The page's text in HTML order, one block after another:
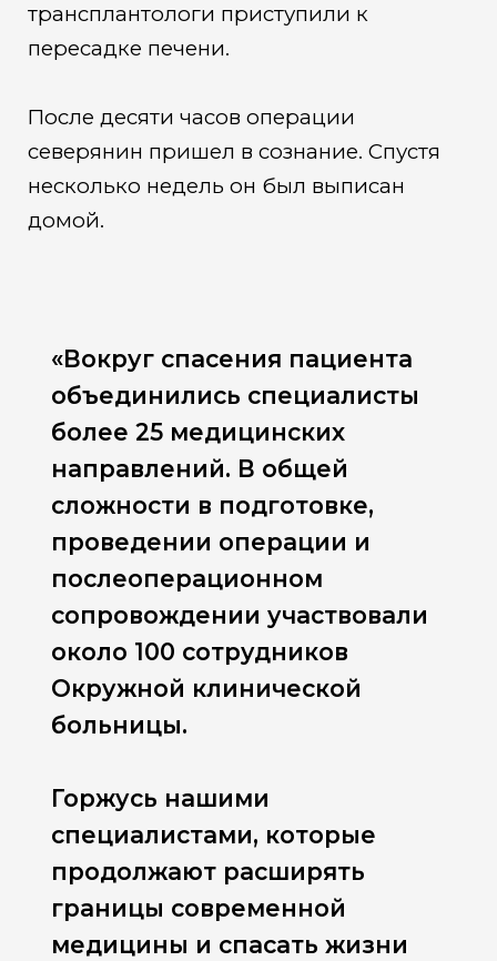
трансплантологи приступили к
пересадке печени.
После десяти часов операции
северянин пришел в сознание. Спустя
несколько недель он был выписан
домой.
«Вокруг спасения пациента
объединились специалисты
более 25 медицинских
направлений. В общей
сложности в подготовке,
проведении операции и
послеоперационном
сопровождении участвовали
около 100 сотрудников
Окружной клинической
больницы.
Горжусь нашими
специалистами, которые
продолжают расширять
границы современной
медицины и спасать жизни